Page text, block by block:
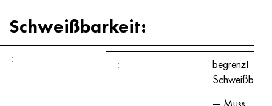
Schweißbarkeit:
: :
begrenzt